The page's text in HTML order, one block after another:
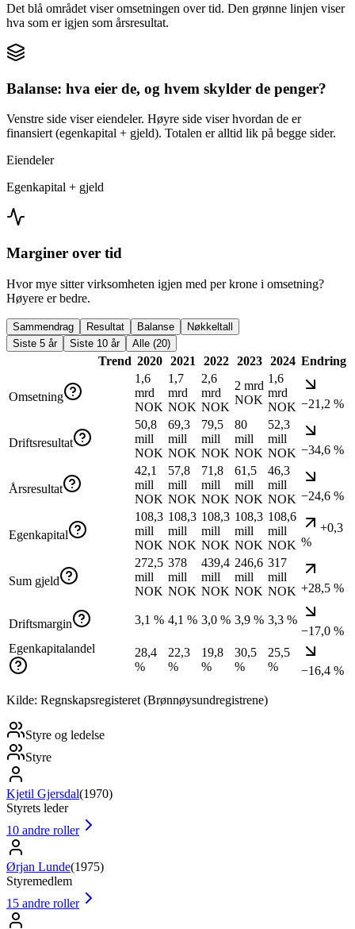
Det blå området viser omsetningen over tid. Den grønne linjen viser
hva som er igjen som årsresultat.
Balanse: hva eier de, og hvem skylder de penger?
Venstre side viser eiendeler. Høyre side viser hvordan de er
finansiert (egenkapital + gjeld). Totalen er alltid lik på begge sider.
Eiendeler
Egenkapital + gjeld
Marginer over tid
Hvor mye sitter virksomheten igjen med per krone i omsetning?
Høyere er bedre.
Sammendrag Resultat Balanse
Nøkkeltall
Siste 5 år
Siste 10 år Alle (20)
Trend 2020 2021 2022 2023 2024 Endring
Omsetning
1,6
mrd
NOK
1,7
mrd
NOK
2,6
mrd
NOK
2 mrd
NOK
1,6
mrd
NOK −21,2 %
Driftsresultat
50,8
mill
NOK
69,3
mill
NOK
79,5
mill
NOK
80
mill
NOK
52,3
mill
NOK −34,6 %
Årsresultat
42,1
mill
NOK
57,8
mill
NOK
71,8
mill
NOK
61,5
mill
NOK
46,3
mill
NOK −24,6 %
Egenkapital
108,3
mill
NOK
108,3
mill
NOK
108,3
mill
NOK
108,3
mill
NOK
108,6
mill
NOK
+0,3
%
Sum gjeld
272,5
mill
NOK
378
mill
NOK
439,4
mill
NOK
246,6
mill
NOK
317
mill
NOK +28,5 %
Driftsmargin 3,1 % 4,1 % 3,0 % 3,9 % 3,3 %
−17,0 %
Egenkapitalandel
28,4
%
22,3
%
19,8
%
30,5
%
25,5
%
−16,4 %
Kilde: Regnskapsregisteret (Brønnøysundregistrene)
Styre og ledelse
Styre
Kjetil Gjersdal(1970)
Styrets leder
10 andre roller
Ørjan Lunde(1975)
Styremedlem
15 andre roller